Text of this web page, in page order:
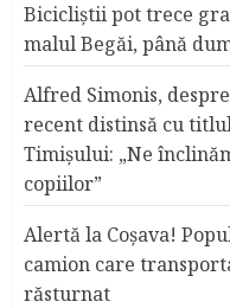
Bicicliştii pot trece
malul Begăi, până
Alfred Simonis,
recent distinsă cu
Timişului: „Ne
copiilor”
Alertă la Coşava!
camion care
răsturnat